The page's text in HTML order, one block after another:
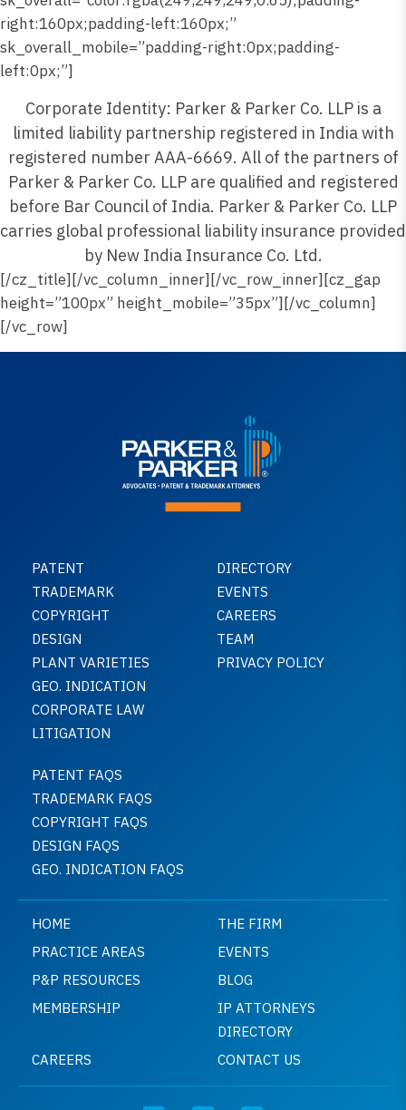
Corporate Identity: Parker & Parker Co. LLP is a
limited liability partnership registered in India with
registered number AAA-6669. All of the partners of
Parker & Parker Co. LLP are qualified and registered
before Bar Council of India. Parker & Parker Co. LLP
carries global professional liability insurance provided
by New India Insurance Co. Ltd.
[/cz_title][/vc_column_inner][/vc_row_inner][cz_gap
height=”100px” height_mobile=”35px”][/vc_column]
[/vc_row]
PATENT
TRADEMARK
COPYRIGHT
DESIGN
PLANT VARIETIES
GEO. INDICATION
CORPORATE LAW
LITIGATION
DIRECTORY
EVENTS
CAREERS
TEAM
PRIVACY POLICY
PATENT FAQS
TRADEMARK FAQS
COPYRIGHT FAQS
DESIGN FAQS
GEO. INDICATION FAQS
HOME
THE FIRM
PRACTICE AREAS
EVENTS
P&P RESOURCES
BLOG
MEMBERSHIP
IP ATTORNEYS
DIRECTORY
CAREERS
CONTACT US